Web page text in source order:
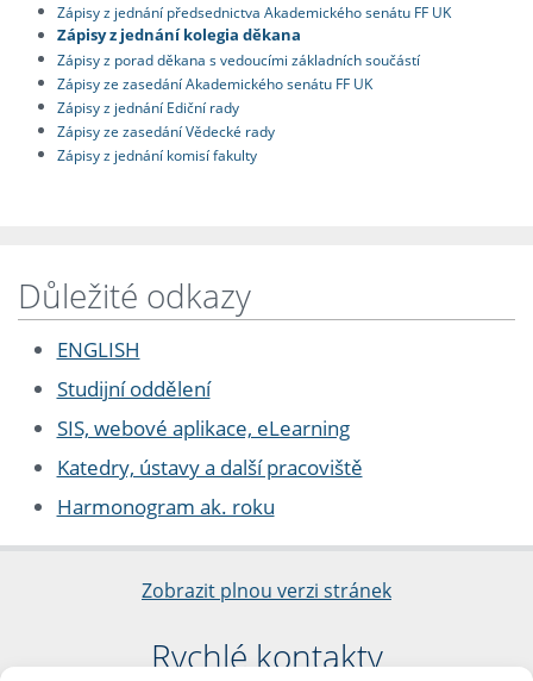
Zápisy z jednání předsednictva Akademického senátu FF UK
Zápisy z jednání kolegia děkana
Zápisy z porad děkana s vedoucími základních součástí
Zápisy ze zasedání Akademického senátu FF UK
Zápisy z jednání Ediční rady
Zápisy ze zasedání Vědecké rady
Zápisy z jednání komisí fakulty
Důležité odkazy
ENGLISH
Studijní oddělení
SIS, webové aplikace, eLearning
Katedry, ústavy a další pracoviště
Harmonogram ak. roku
Zobrazit plnou verzi stránek
Rychlé kontakty